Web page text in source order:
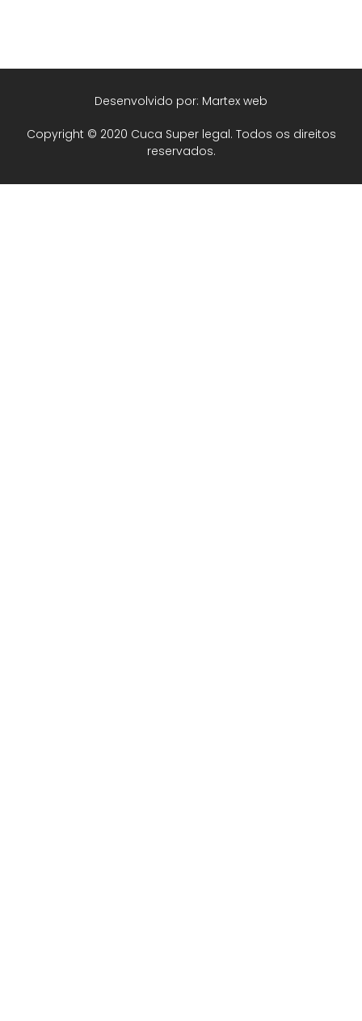
Copyright © 2020 Cuca Super legal. Todos os direitos
reservados.
Desenvolvido por: Martex web